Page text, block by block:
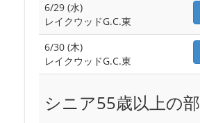
6/29 (水)
レイクウッドG.C.東
6/30 (木)
レイクウッドG.C.東
シニア55歳以上の部